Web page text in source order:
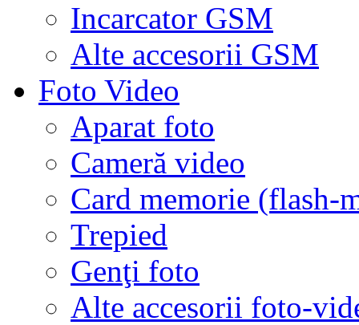
Incarcator GSM
Alte accesorii GSM
Foto Video
Aparat foto
Cameră video
Card memorie (flash-
Trepied
Genţi foto
Alte accesorii foto-